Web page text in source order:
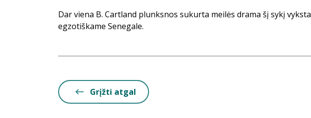
Dar viena B. Cartland plunksnos sukurta meilės drama šį sykį vyksta
egzotiškame Senegale.
Grįžti atgal